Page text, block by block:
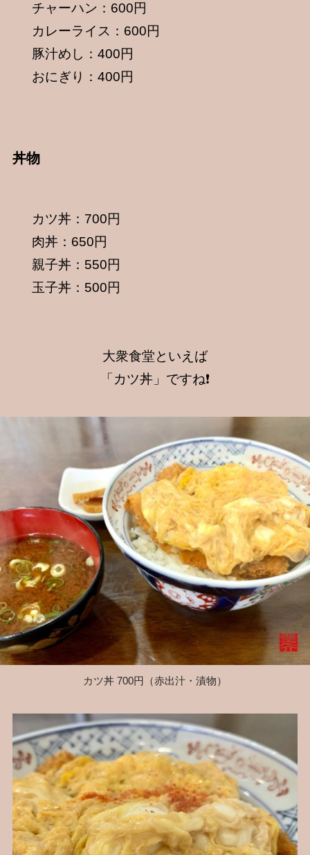
チャーハン：600円
カレーライス：600円
豚汁めし：400円
おにぎり：400円
丼物
カツ丼：700円
肉丼：650円
親子丼：550円
玉子丼：500円
大衆食堂といえば
「カツ丼」ですね❗️
カツ丼 700円（赤出汁・漬物）